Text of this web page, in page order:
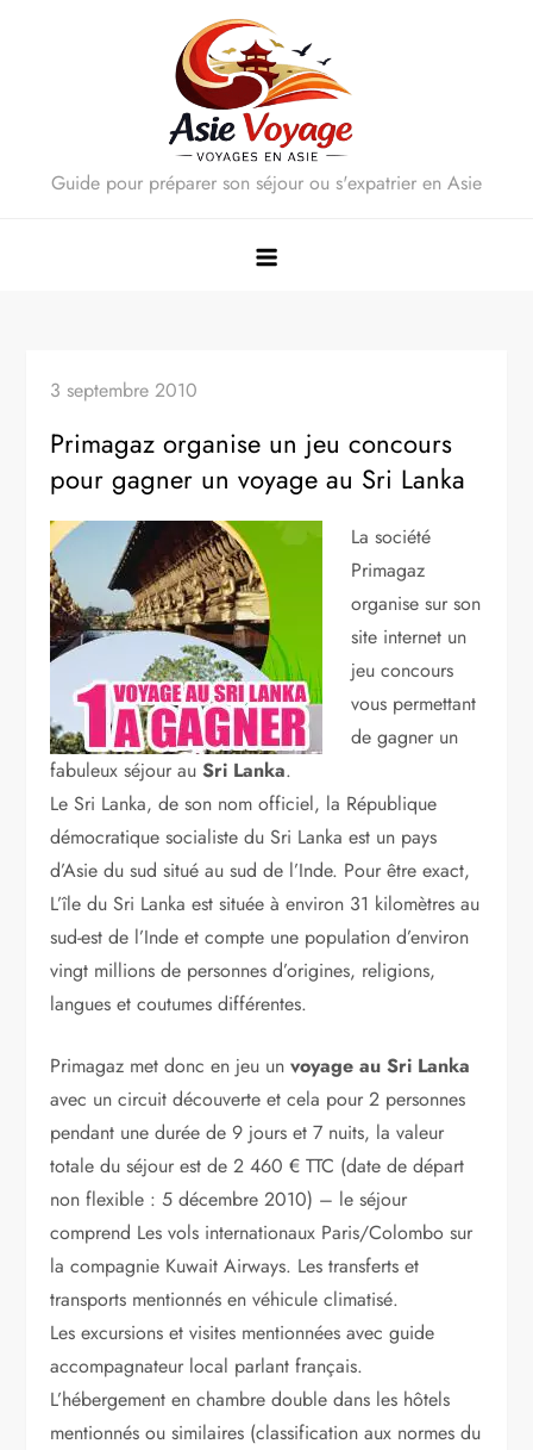
Guide pour préparer son séjour ou s'expatrier en Asie
3 septembre 2010
Primagaz organise un jeu concours
pour gagner un voyage au Sri Lanka
La société
Primagaz
organise sur son
site internet un
jeu concours
vous permettant
de gagner un
fabuleux séjour auSri Lanka.
Le Sri Lanka, de son nom officiel, la République
démocratique socialiste du Sri Lanka est un pays
d’Asie du sud situé au sud de l’Inde. Pour être exact,
L’île du Sri Lanka est située à environ 31 kilomètres au
sud-est de l’Inde et compte une population d’environ
vingt millions de personnes d’origines, religions,
langues et coutumes différentes.
Primagaz met donc en jeu unvoyage au Sri Lanka
avec un circuit découverte et cela pour 2 personnes
pendant une durée de 9 jours et 7 nuits, la valeur
totale du séjour est de 2 460 € TTC (date de départ
non flexible : 5 décembre 2010) – le séjour
comprend Les vols internationaux Paris/Colombo sur
la compagnie Kuwait Airways. Les transferts et
transports mentionnés en véhicule climatisé.
Les excursions et visites mentionnées avec guide
accompagnateur local parlant français.
L’hébergement en chambre double dans les hôtels
mentionnés ou similaires (classification aux normes du